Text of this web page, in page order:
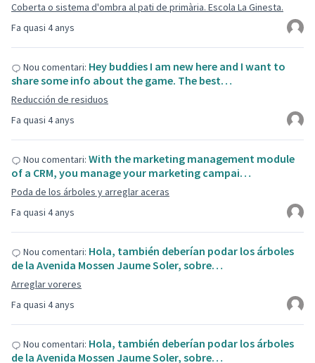
Fa quasi 4 anys
Coberta o sistema d'ombra al pati de primària. Escola La Ginesta.
Fa quasi 4 anys
Nou comentari: Hey buddies I am new here and I want to
share some info about the game. The best…
Reducción de residuos
Fa quasi 4 anys
Nou comentari: With the marketing management module
of a CRM, you manage your marketing campai…
Poda de los árboles y arreglar aceras
Fa quasi 4 anys
Nou comentari: Hola, también deberían podar los árboles
de la Avenida Mossen Jaume Soler, sobre…
Arreglar voreres
Nou comentari: Hola, también deberían podar los árboles
de la Avenida Mossen Jaume Soler, sobre…